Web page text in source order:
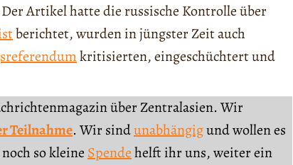
Artikel hatte die russische Kontrolle über
berichtet, wurden in jüngster Zeit auch
kritisierten, eingeschüchtert und
über Zentralasien. Wir
Teilnahme. Wir sindunabhängigund wollen es
so kleineSpendehelft ihr uns, weiter ein